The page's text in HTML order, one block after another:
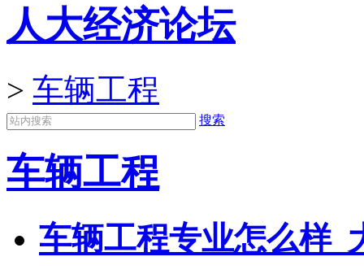
人大经济论坛
> 车辆工程
搜索
车辆工程
车辆工程专业怎么样_